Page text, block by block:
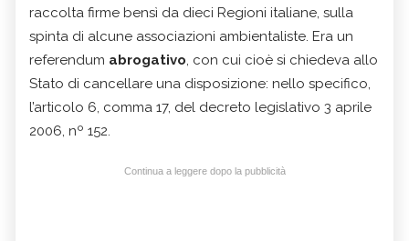
raccolta firme bensì da dieci Regioni italiane, sulla
spinta di alcune associazioni ambientaliste. Era un
referendum abrogativo, con cui cioè si chiedeva allo
Stato di cancellare una disposizione: nello specifico,
l’articolo 6, comma 17, del decreto legislativo 3 aprile
2006, nº 152.
Continua a leggere dopo la pubblicità